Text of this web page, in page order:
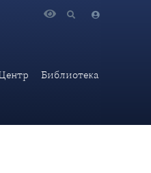
Библиотека
академий наук